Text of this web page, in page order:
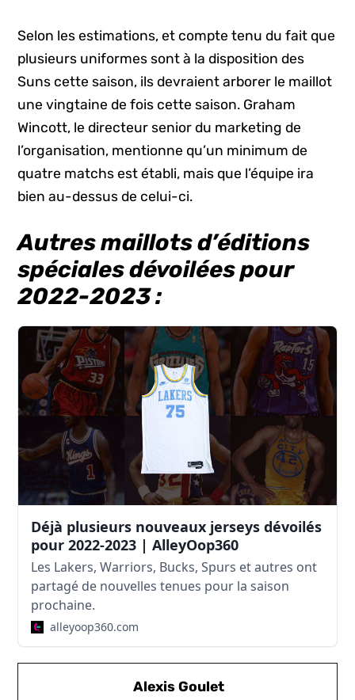
Selon les estimations, et compte tenu du fait que
plusieurs uniformes sont à la disposition des
Suns cette saison, ils devraient arborer le maillot
une vingtaine de fois cette saison. Graham
Wincott, le directeur senior du marketing de
l’organisation, mentionne qu’un minimum de
quatre matchs est établi, mais que l’équipe ira
bien au-dessus de celui-ci.
Autres maillots d’éditions
spéciales dévoilées pour
2022-2023 :
Déjà plusieurs nouveaux jerseys dévoilés
pour 2022-2023 | AlleyOop360
Les Lakers, Warriors, Bucks, Spurs et autres ont
partagé de nouvelles tenues pour la saison
prochaine.
alleyoop360.com
Alexis Goulet